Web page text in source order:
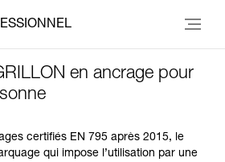
en ancrage pour
certifiés EN 795 après 2015, le
qui impose l’utilisation par une